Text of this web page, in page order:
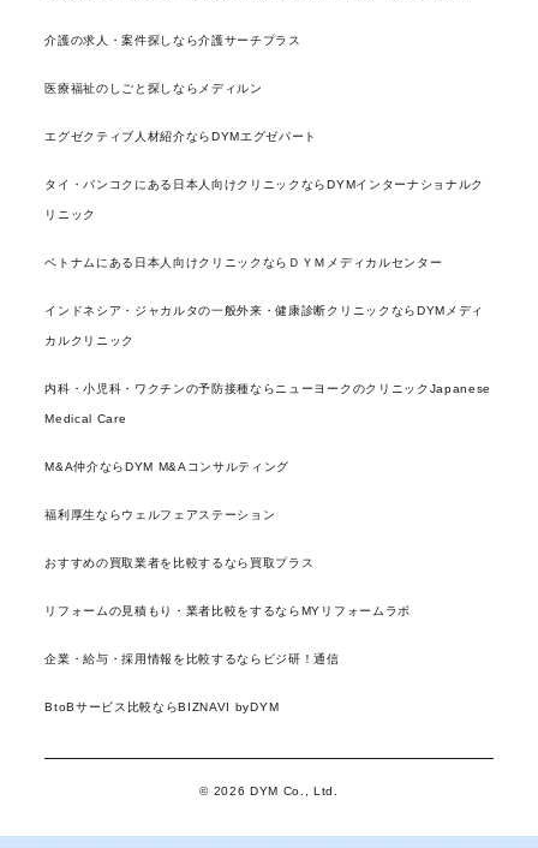
介護の求人・案件探しなら介護サーチプラス
医療福祉のしごと探しならメディルン
エグゼクティブ人材紹介ならDYMエグゼパート
タイ・バンコクにある日本人向けクリニックならDYMインターナショナルク
リニック
ベトナムにある日本人向けクリニックならＤＹＭメディカルセンター
インドネシア・ジャカルタの一般外来・健康診断クリニックならDYMメディ
カルクリニック
内科・小児科・ワクチンの予防接種ならニューヨークのクリニックJapanese
Medical Care
M&A仲介ならDYM M&Aコンサルティング
福利厚生ならウェルフェアステーション
おすすめの買取業者を比較するなら買取プラス
リフォームの見積もり・業者比較をするならMYリフォームラボ
企業・給与・採用情報を比較するならビジ研！通信
BtoBサービス比較ならBIZNAVI byDYM
© 2026 DYM Co., Ltd.